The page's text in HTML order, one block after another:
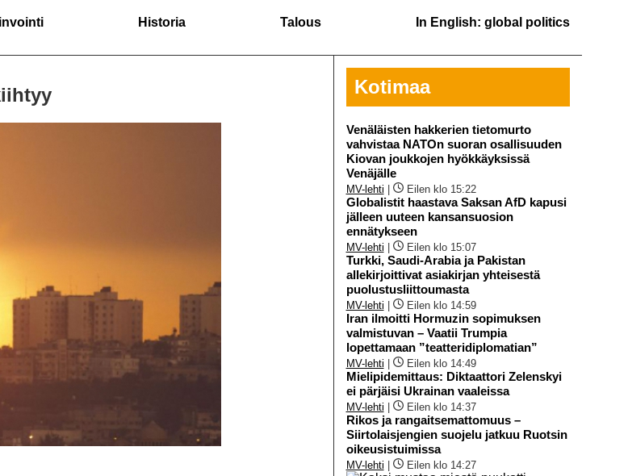
Historia Talous In English: global politics
Kotimaa
Venäläisten hakkerien tietomurto
vahvistaa NATOn suoran osallisuuden
Kiovan joukkojen hyökkäyksissä
Venäjälle
MV-lehti Eilen klo 15:22
Globalistit haastava Saksan AfD kapusi
jälleen uuteen kansansuosion
ennätykseen
MV-lehti Eilen klo 15:07
Turkki, Saudi-Arabia ja Pakistan
allekirjoittivat asiakirjan yhteisestä
puolustusliittoumasta
MV-lehti Eilen klo 14:59
Iran ilmoitti Hormuzin sopimuksen
valmistuvan – Vaatii Trumpia
lopettamaan ”teatteridiplomatian”
MV-lehti Eilen klo 14:49
Mielipidemittaus: Diktaattori Zelenskyi
ei pärjäisi Ukrainan vaaleissa
MV-lehti Eilen klo 14:37
Rikos ja rangaitsemattomuus –
Siirtolaisjengien suojelu jatkuu Ruotsin
oikeusistuimissa
MV-lehti Eilen klo 14:27